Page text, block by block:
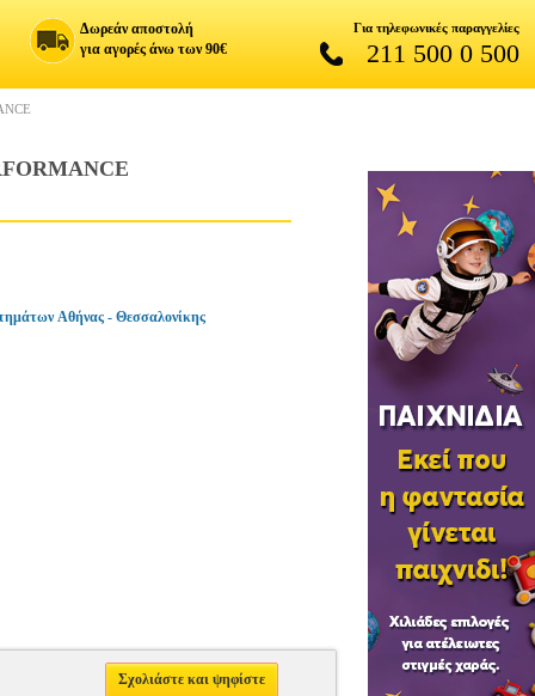
Δωρεάν αποστολή
για αγορές άνω των 90€
Για τηλεφωνικές παραγγελίες
211 500 0 500
Αθήνας - Θεσσαλονίκης
Σχολιάστε και ψηφίστε